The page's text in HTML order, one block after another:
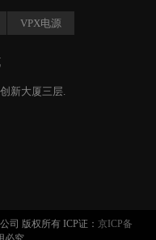
VPX电源
新大厦三层.
司 版权所有 ICP证： 京ICP备